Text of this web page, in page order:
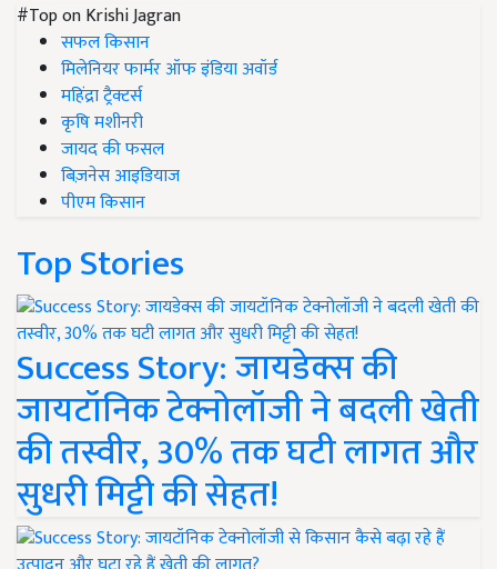
#Top on Krishi Jagran
सफल किसान
मिलेनियर फार्मर ऑफ इंडिया अवॉर्ड
महिंद्रा ट्रैक्टर्स
कृषि मशीनरी
जायद की फसल
बिज़नेस आइडियाज
पीएम किसान
Top Stories
Success Story: जायडेक्स की
जायटॉनिक टेक्नोलॉजी ने बदली खेती
की तस्वीर, 30% तक घटी लागत और
सुधरी मिट्टी की सेहत!